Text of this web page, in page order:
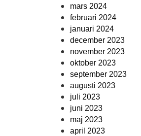
mars 2024
februari 2024
januari 2024
december 2023
november 2023
oktober 2023
september 2023
augusti 2023
juli 2023
juni 2023
maj 2023
april 2023